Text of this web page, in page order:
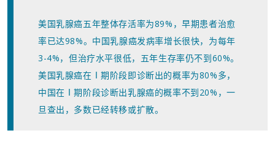
美国乳腺癌五年整体存活率为89%，早期患者治愈
率已达98%。中国乳腺癌发病率增长很快，为每年
3-4%，但治疗水平很低，五年生存率仍不到60%。
美国乳腺癌在Ⅰ期阶段即诊断出的概率为80%多，
中国在Ⅰ期阶段诊断出乳腺癌的概率不到20%，一
旦查出，多数已经转移或扩散。